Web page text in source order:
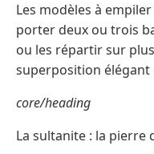
Les modèles à
porter deux ou trois
ou les répartir sur
superposition élégant
core/heading
La sultanite : la pierre